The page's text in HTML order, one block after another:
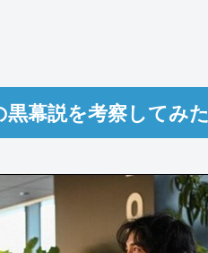
幕説を考察してみた